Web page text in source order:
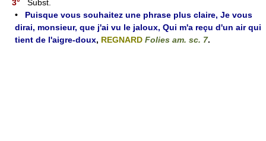
3° Subst.
• Puisque vous souhaitez une phrase plus claire, Je vous
dirai, monsieur, que j'ai vu le jaloux, Qui m'a reçu d'un air qui
tient de l'aigre-doux, REGNARD Folies am. sc. 7.